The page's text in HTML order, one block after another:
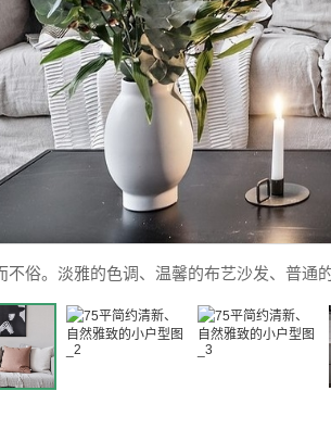
不俗。淡雅的色调、温馨的布艺沙发、普通